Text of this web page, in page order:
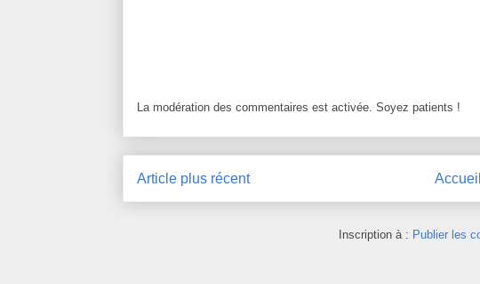
La modération des commentaires est activée. Soyez patients !
Article plus récent Accueil
Inscription à : Publier les